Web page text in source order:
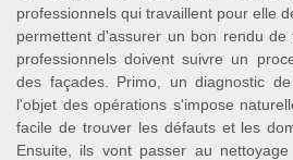
professionnels qui travaillent pour elle
permettent d'assurer un bon rendu de
professionnels doivent suivre un
des façades. Primo, un diagnostic
l'objet des opérations s'impose
facile de trouver les défauts et les
Ensuite, ils vont passer au